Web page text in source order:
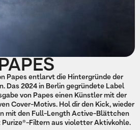
Papes entlarvt die Hintergründe der
Das 2024 in Berlin gegründete Label
von Papes einen Künstler mit der
Cover-Motivs. Hol dir den Kick, wieder
mit den Full-Length Active-Blättchen
Filtern aus violetter Aktivkohle.